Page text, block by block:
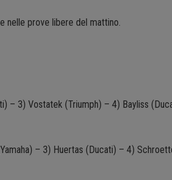
nelle prove libere del mattino.
– 3) Vostatek (Triumph) – 4) Bayliss
– 3) Huertas (Ducati) – 4)